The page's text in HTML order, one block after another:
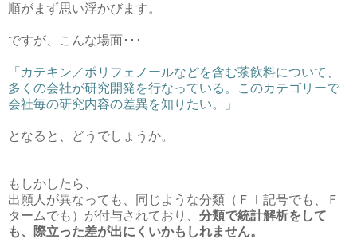
順がまず思い浮かびます。
ですが、こんな場面･･･
「カテキン／ポリフェノールなどを含む茶飲料について、
多くの会社が研究開発を行なっている。このカテゴリーで
会社毎の研究内容の差異を知りたい。」
となると、どうでしょうか。
もしかしたら、
出願人が異なっても、同じような分類（ＦＩ記号でも、Ｆ
タームでも）が付与されており、 分類で統計解析をして
も、際立った差が出にくいかもしれません。